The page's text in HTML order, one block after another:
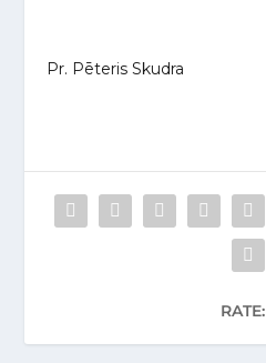
Pr. Pēteris Skudra
RATE: